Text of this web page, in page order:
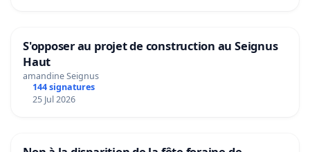
S'opposer au projet de construction au Seignus
Haut
amandine Seignus
144 signatures
25 Jul 2026